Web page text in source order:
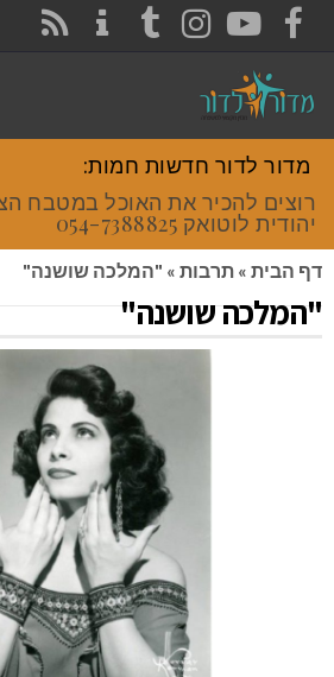
FACEBOOK
YOUTUBE
INSTAGRAM
TUMBLR
מדור לדור חדשות חמות:
רוצים להכיר את האוכל במטבח
יהודית לוטואק 054-7388825.
דף הבית » תרבות » "המלכה שושנה"
"המלכה שושנה"